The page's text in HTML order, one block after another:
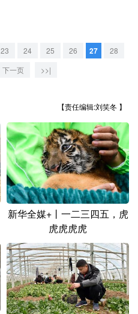
湖南
海南
黑龙江
Français عربى
日本語 한국어
23 24 25 26 27
28
下一页 >>|
【责任编辑:刘笑冬 】
新华全媒+丨一二三四五，虎
虎虎虎虎